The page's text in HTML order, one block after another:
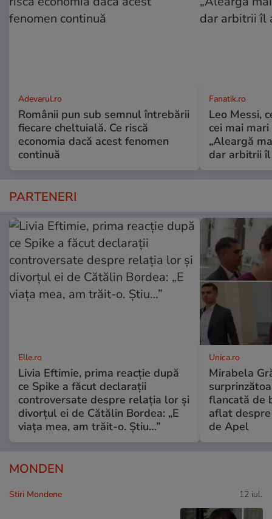
Adevarul.ro
Românii pun sub semnul întrebării
fiecare cheltuială. Ce riscă
economia dacă acest fenomen
continuă
Fanatik.ro
Leo Messi,
cei mai
„Aleargă
dar arbitrii îl
PARTENERI
Elle.ro
Livia Eftimie, prima reacție după
ce Spike a făcut declarații
controversate despre relația lor și
divorțul ei de Cătălin Bordea: „E
viața mea, am trăit-o. Știu…”
Unica.ro
Mirabela
flancată de
aflat
de Apel
MONDEN
Stiri Mondene 12 iul.